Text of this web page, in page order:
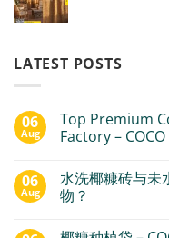
LATEST POSTS
06
Aug
Top Premium
Factory – COCO
06
Aug
水洗椰糠砖与未
物？